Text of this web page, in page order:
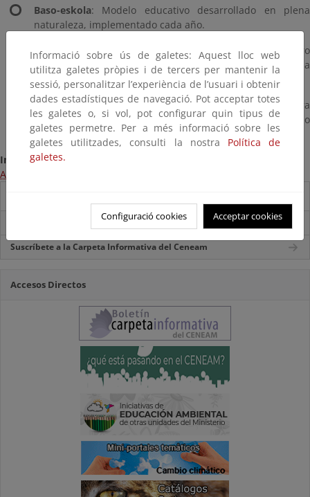
Baso-eskola: Modelo educativo desarrollado en plena
naturaleza, implementado cada año.
Escuela Naturan Hezi : Espacio de formación y encuentro
dirigido a comunidades educativas interesadas en la
educación en la naturaleza.
Bihotz Berdeak: Programa de ocio y formación para
jóvenes de 12 a 15 años con inquietud por el medio
natural.
Información:
Acceso a la página web del programa
Carpeta Informativa del CENEAM.
Suscríbete a la Carpeta Informativa del Ceneam
Accesos Directos
Informació sobre ús de galetes: Aquest lloc web
utilitza galetes pròpies i de tercers per mantenir la
sessió, personalitzar l’experiència de l’usuari i obtenir
dades estadístiques de navegació. Pot acceptar totes
les galetes o, si vol, pot configurar quin tipus de
galetes permetre. Per a més informació sobre les
galetes utilitzades, consulti la nostra Política de
galetes.
Configuració cookies Acceptar cookies